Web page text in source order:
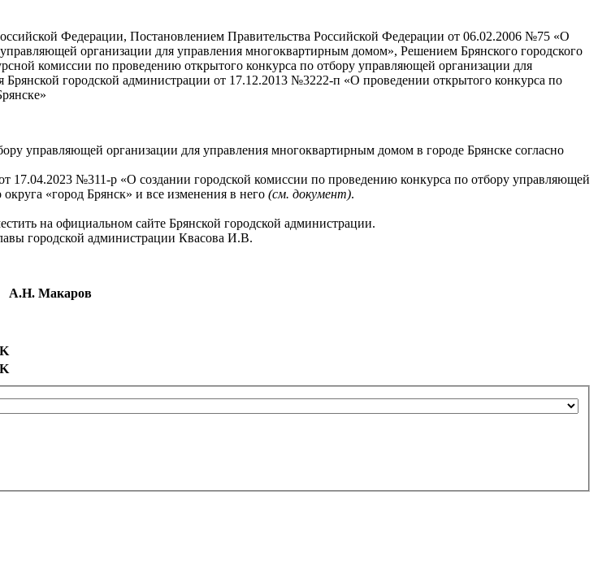
Федерации, Постановлением Правительства Российской Федерации от 06.02.2006 №75 «О
организации для управления многоквартирным домом», Решением Брянского городского
комиссии по проведению открытого конкурса по отбору управляющей организации для
городской администрации от 17.12.2013 №3222-п «О проведении открытого конкурса по
управляющей организации для управления многоквартирным домом в городе Брянске согласно
17.04.2023 №311-р «О создании городской комиссии по проведению конкурса по отбору управляющей
«город Брянск» и все изменения в него (см. документ).
на официальном сайте Брянской городской администрации.
городской администрации Квасова И.В.
А.Н. Макаров